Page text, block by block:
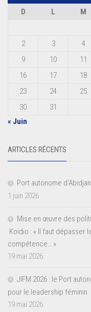
D
L M
2
3 4
9
10 11
16
17 18
23
24 25
30
31
« Juin
ARTICLES RÉCENTS
Port autonome
1 juin 2026
Mise en œuvre des
Koidio : « Il faut dépasser
compétence… »
19 mai 2026
JIFM 2026 : le Port
pour le leadership féminin
19 mai 2026